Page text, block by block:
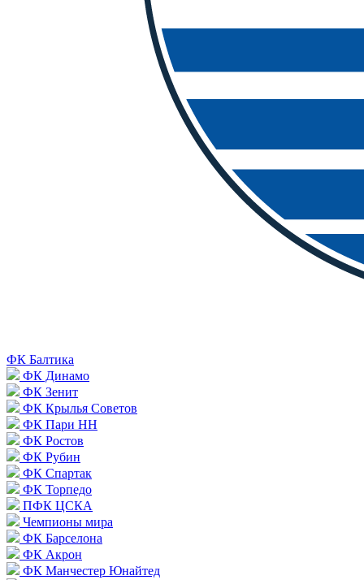
ФК Балтика
ФК Динамо
ФК Зенит
ФК Крылья Советов
ФК Пари НН
ФК Ростов
ФК Рубин
ФК Спартак
ФК Торпедо
ПФК ЦСКА
Чемпионы мира
ФК Барселона
ФК Акрон
ФК Манчестер Юнайтед